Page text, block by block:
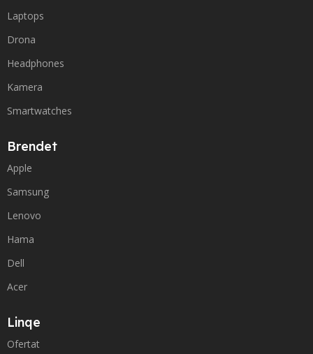
Laptops
Drona
Headphones
Kamera
Smartwatches
Brendet
Apple
Samsung
Lenovo
Hama
Dell
Acer
Linqe
Ofertat